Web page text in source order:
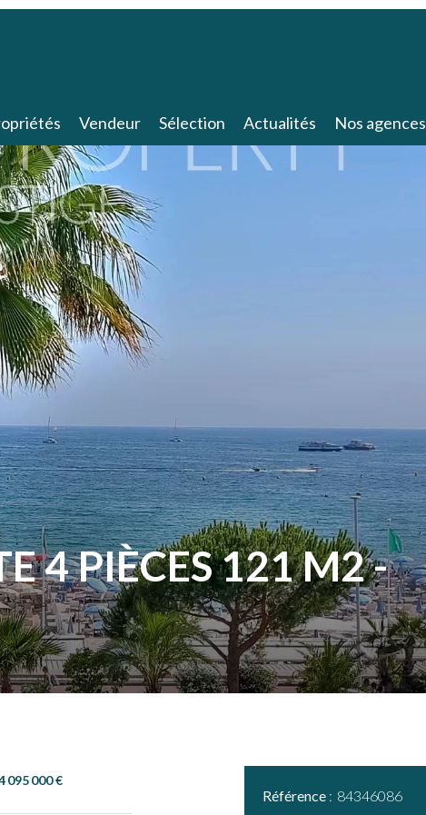
Vendeur Sélection Actualités Nos agences
4 PIÈCES 121 M2 -
095 000 €
Référence
84346086